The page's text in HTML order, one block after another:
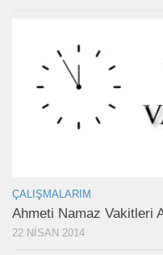
ÇALIŞMALARIM
Ahmeti Namaz Vakitleri
22 NISAN 2014